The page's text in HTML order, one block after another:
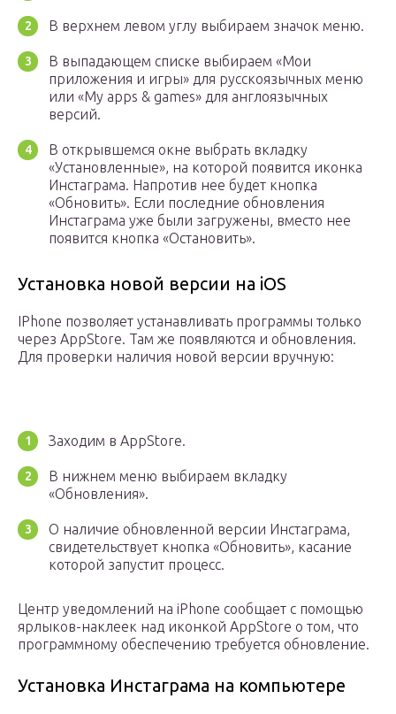
В верхнем левом углу выбираем значок меню.
В выпадающем списке выбираем «Мои
приложения и игры» для русскоязычных меню
или «My apps & games» для англоязычных
версий.
В открывшемся окне выбрать вкладку
«Установленные», на которой появится иконка
Инстаграма. Напротив нее будет кнопка
«Обновить». Если последние обновления
Инстаграма уже были загружены, вместо нее
появится кнопка «Остановить».
Установка новой версии на iOS
IPhone позволяет устанавливать программы только
через AppStore. Там же появляются и обновления.
Для проверки наличия новой версии вручную:
Заходим в AppStore.
В нижнем меню выбираем вкладку
«Обновления».
О наличие обновленной версии Инстаграма,
свидетельствует кнопка «Обновить», касание
которой запустит процесс.
Центр уведомлений на iPhone сообщает с помощью
ярлыков-наклеек над иконкой AppStore о том, что
программному обеспечению требуется обновление.
Установка Инстаграма на компьютере